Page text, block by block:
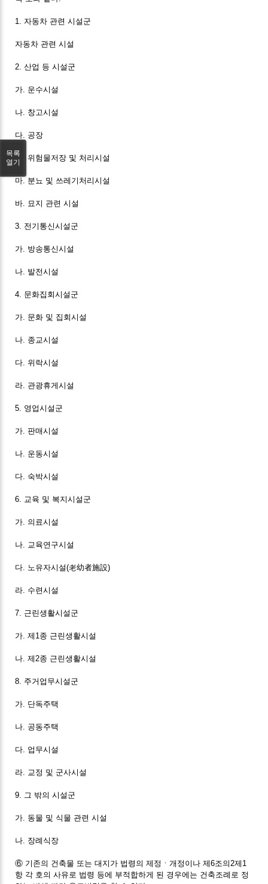
1. 자동차 관련 시설군
자동차 관련 시설
2. 산업 등 시설군
가. 운수시설
나. 창고시설
다. 공장
라. 위험물저장 및 처리시설
마. 분뇨 및 쓰레기처리시설
바. 묘지 관련 시설
3. 전기통신시설군
가. 방송통신시설
나. 발전시설
4. 문화집회시설군
가. 문화 및 집회시설
나. 종교시설
다. 위락시설
라. 관광휴게시설
5. 영업시설군
가. 판매시설
나. 운동시설
다. 숙박시설
6. 교육 및 복지시설군
가. 의료시설
나. 교육연구시설
다. 노유자시설(老幼者施設)
라. 수련시설
7. 근린생활시설군
가. 제1종 근린생활시설
나. 제2종 근린생활시설
8. 주거업무시설군
가. 단독주택
나. 공동주택
다. 업무시설
라. 교정 및 군사시설
9. 그 밖의 시설군
가. 동물 및 식물 관련 시설
나. 장례식장
⑥ 기존의 건축물 또는 대지가 법령의 제정ㆍ개정이나 제6조의2제1
항 각 호의 사유로 법령 등에 부적합하게 된 경우에는 건축조례로 정
목록
열기